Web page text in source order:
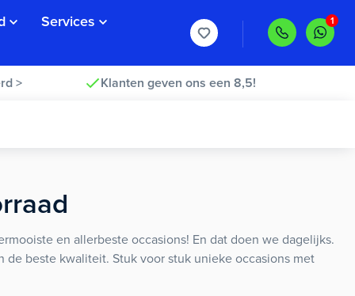
Services
> Klanten geven ons een 8,5!
en allerbeste occasions! En dat doen we dagelijks.
beste kwaliteit. Stuk voor stuk unieke occasions met